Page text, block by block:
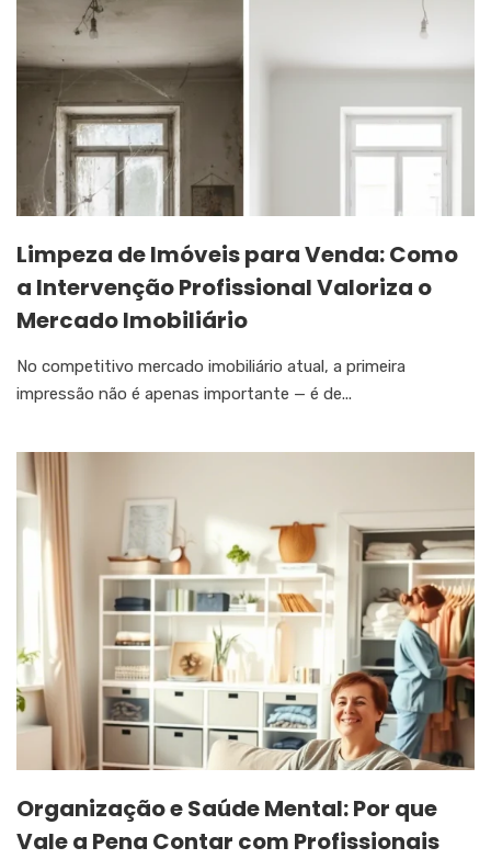
Limpeza de Imóveis para Venda: Como
a Intervenção Profissional Valoriza o
Mercado Imobiliário
No competitivo mercado imobiliário atual, a primeira
impressão não é apenas importante — é de...
Organização e Saúde Mental: Por que
Vale a Pena Contar com Profissionais